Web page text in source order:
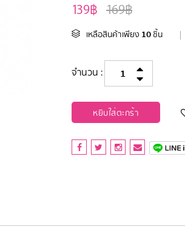
169฿
139฿
เหลือสินค้าเพียง 10 ชิ้น |
จำนวน :
หยิบใส่ตะกร้า